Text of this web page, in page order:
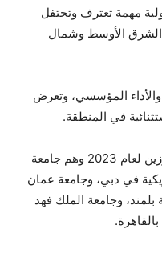
مهمة تعترف وتحتفل
الشرق الأوسط وشمال
والأداء المؤسسي، وتعرض
في المنطقة.
وكرمت مؤسسة التايمز الفائزين البارزين لعام 2023 وهم جامعة
في دبي، وجامعة عمان
بلمند، وجامعة الملك فهد